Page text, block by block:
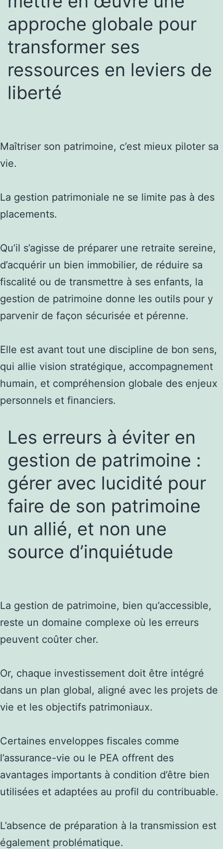
approche globale pour
transformer ses
ressources en leviers de
liberté
Maîtriser son patrimoine, c’est mieux piloter sa
vie.
La gestion patrimoniale ne se limite pas à des
placements.
Qu’il s’agisse de préparer une retraite sereine,
d’acquérir un bien immobilier, de réduire sa
fiscalité ou de transmettre à ses enfants, la
gestion de patrimoine donne les outils pour y
parvenir de façon sécurisée et pérenne.
Elle est avant tout une discipline de bon sens,
qui allie vision stratégique, accompagnement
humain, et compréhension globale des enjeux
personnels et financiers.
Les erreurs à éviter en
gestion de patrimoine :
gérer avec lucidité pour
faire de son patrimoine
un allié, et non une
source d’inquiétude
La gestion de patrimoine, bien qu’accessible,
reste un domaine complexe où les erreurs
peuvent coûter cher.
Or, chaque investissement doit être intégré
dans un plan global, aligné avec les projets de
vie et les objectifs patrimoniaux.
Certaines enveloppes fiscales comme
l’assurance-vie ou le PEA offrent des
avantages importants à condition d’être bien
utilisées et adaptées au profil du contribuable.
L’absence de préparation à la transmission est
également problématique.